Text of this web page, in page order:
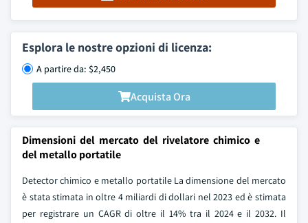
Esplora le nostre opzioni di licenza:
A partire da: $2,450
Acquista Ora
Dimensioni del mercato del rivelatore chimico e
del metallo portatile
Detector chimico e metallo portatile La dimensione del mercato
è stata stimata in oltre 4 miliardi di dollari nel 2023 ed è stimata
per registrare un CAGR di oltre il 14% tra il 2024 e il 2032. Il